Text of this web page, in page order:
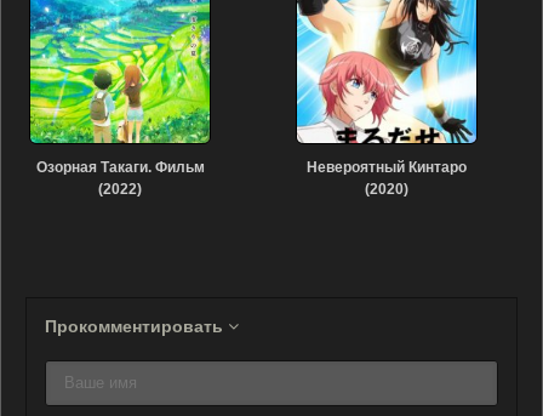
Озорная Такаги. Фильм
(2022)
Невероятный Кинтаро
(2020)
Прокомментировать